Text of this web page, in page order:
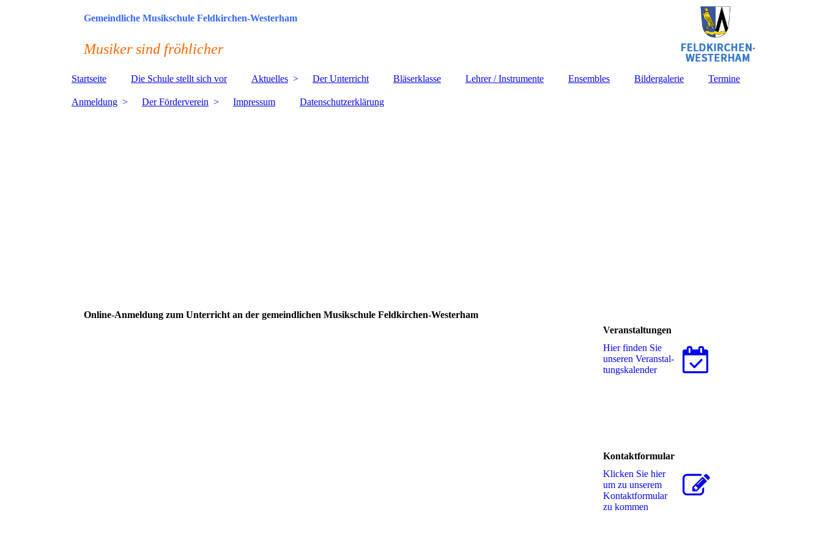
Gemeindliche Musikschule Feldkirchen-Westerham
Musiker sind fröhlicher
Startseite Die Schule stellt sich vor Aktuelles Der Unterricht Bläserklasse Lehrer / Instrumente Ensembles Bildergalerie Termine
Anmeldung Der Förderverein Impressum Datenschutzerklärung
Online-Anmeldung zum Unterricht an der gemeindlichen Musikschule Feldkirchen-Westerham
Veranstaltungen
Hier finden Sie
unseren Ver­an­stal­
tungs­ka­len­der
Kontaktformular
Klicken Sie hier
um zu unserem
Kon­takt­for­mu­lar
zu kommen